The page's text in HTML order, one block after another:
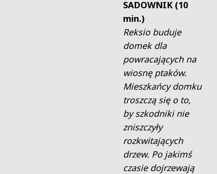
SADOWNIK (10
min.)
Reksio buduje
domek dla
powracających na
wiosnę ptaków.
Mieszkańcy domku
troszczą się o to,
by szkodniki nie
zniszczyły
rozkwitających
drzew. Po jakimś
czasie dojrzewają